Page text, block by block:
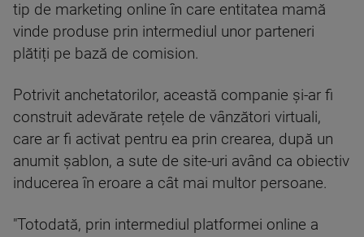
tip de marketing online în care entitatea mamă
vinde produse prin intermediul unor parteneri
plătiți pe bază de comision.
Potrivit anchetatorilor, această companie și-ar fi
construit adevărate rețele de vânzători virtuali,
care ar fi activat pentru ea prin crearea, după un
anumit șablon, a sute de site-uri având ca obiectiv
inducerea în eroare a cât mai multor persoane.
"Totodată, prin intermediul platformei online a